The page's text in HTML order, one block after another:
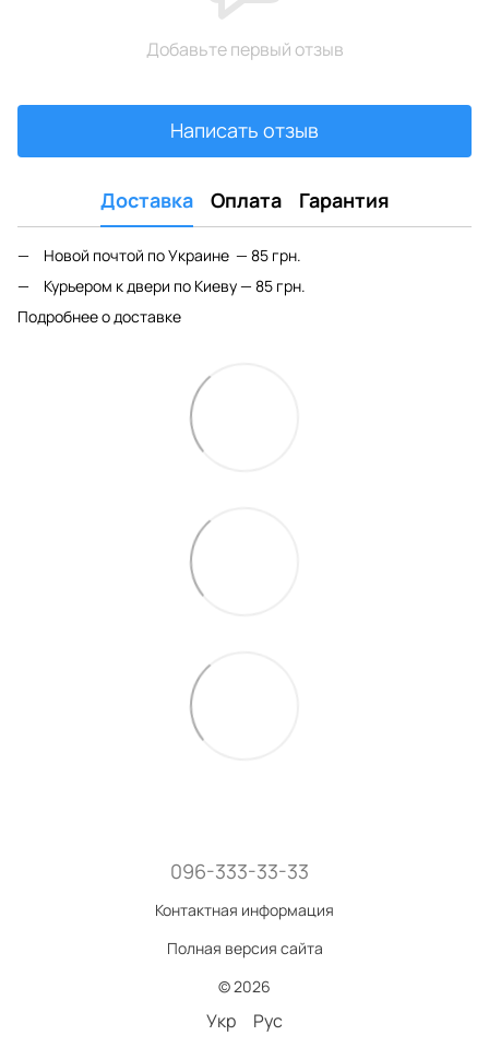
Добавьте первый отзыв
Написать отзыв
Доставка Оплата Гарантия
Новой почтой по Украине — 85 грн.
Курьером к двери по Киеву — 85 грн.
Подробнее о доставке
096-333-33-33
Контактная информация
Полная версия сайта
© 2026
Укр Рус